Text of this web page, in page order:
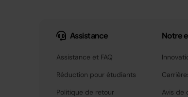
Assistance
Assistance et FAQ
Réduction pour étudiants
Politique de retour
Notre
Avis de